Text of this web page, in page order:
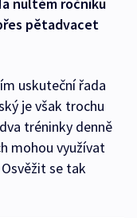
nultém ročníku
pětadvacet
uskuteční řada
je však trochu
tréninky denně
mohou využívat
se tak